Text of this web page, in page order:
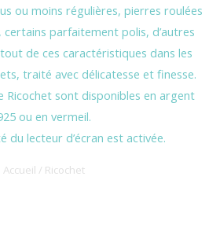
ou moins régulières, pierres roulées
parfaitement polis, d’autres
de ces caractéristiques dans les
traité avec délicatesse et finesse.
Ricochet sont disponibles en argent
ou en vermeil.
du lecteur d’écran est activée.
Accueil / Ricochet